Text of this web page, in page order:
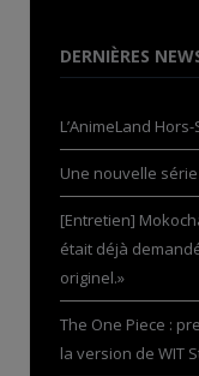
DERNIÈRES
L’AnimeLand
Une nouvelle
[Entretien]
était déjà
originel.»
The One Piece :
la version de WIT